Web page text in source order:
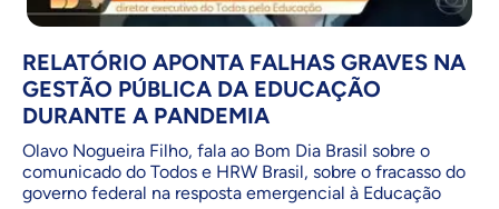
RELATÓRIO APONTA FALHAS GRAVES NA
GESTÃO PÚBLICA DA EDUCAÇÃO
DURANTE A PANDEMIA
Olavo Nogueira Filho, fala ao Bom Dia Brasil sobre o
comunicado do Todos e HRW Brasil, sobre o fracasso do
governo federal na resposta emergencial à Educação